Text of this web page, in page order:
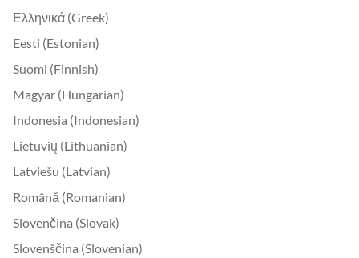
Ελληνικά (Greek)
Eesti (Estonian)
Suomi (Finnish)
Magyar (Hungarian)
Indonesia (Indonesian)
Lietuvių (Lithuanian)
Latviešu (Latvian)
Română (Romanian)
Slovenčina (Slovak)
Slovenščina (Slovenian)